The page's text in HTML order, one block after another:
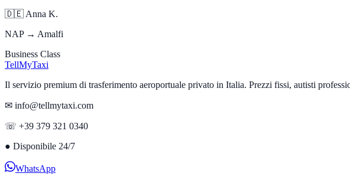
🇩🇪 Anna K.
NAP → Amalfi
Business Class
TellMyTaxi
Il servizio premium di trasferimento aeroportuale privato in Italia. Prezzi fissi, autisti
✉ info@tellmytaxi.com
☏ +39 379 321 0340
● Disponibile 24/7
WhatsApp